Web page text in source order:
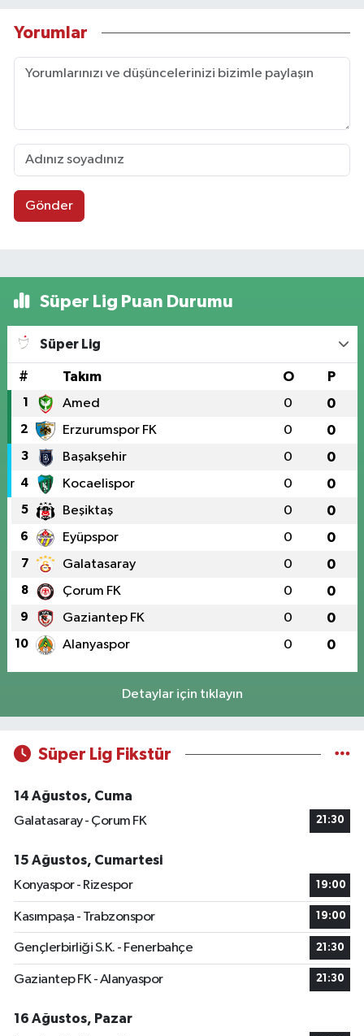
Yorumlar
Gönder
Süper Lig Puan Durumu
Süper Lig
# Takım O P
1 Amed 0 0
2 Erzurumspor FK 0 0
3 Başakşehir 0 0
4 Kocaelispor 0 0
5 Beşiktaş 0 0
6 Eyüpspor 0 0
7 Galatasaray 0 0
8 Çorum FK 0 0
9 Gaziantep FK 0 0
10 Alanyaspor 0 0
Detaylar için tıklayın
Süper Lig Fikstür
14 Ağustos, Cuma
Galatasaray - Çorum FK
21:30
15 Ağustos, Cumartesi
Konyaspor - Rizespor
19:00
Kasımpaşa - Trabzonspor 19:00
Gençlerbirliği S.K. - Fenerbahçe 21:30
Gaziantep FK - Alanyaspor 21:30
16 Ağustos, Pazar